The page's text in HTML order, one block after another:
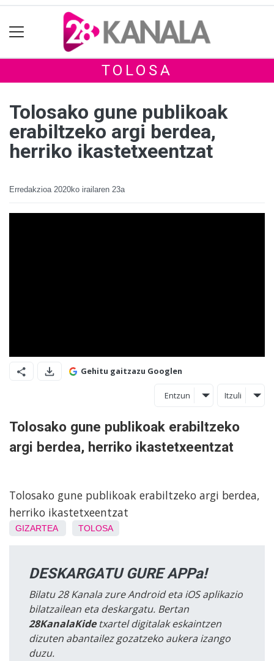
TOLOSA
Tolosako gune publikoak
erabiltzeko argi berdea,
herriko ikastetxeentzat
Erredakzioa 2020ko irailaren 23a
Gehitu gaitzazu Googlen
Entzun Itzuli
Tolosako gune publikoak erabiltzeko
argi berdea, herriko ikastetxeentzat
Tolosako gune publikoak erabiltzeko argi berdea,
herriko ikastetxeentzat
GIZARTEA TOLOSA
DESKARGATU GURE APPa!
Bilatu 28 Kanala zure Android eta iOS aplikazio
bilatzailean eta deskargatu. Bertan
28KanalaKidetxartel digitalak eskaintzen
dizuten abantailez gozatzeko aukera izango
duzu.